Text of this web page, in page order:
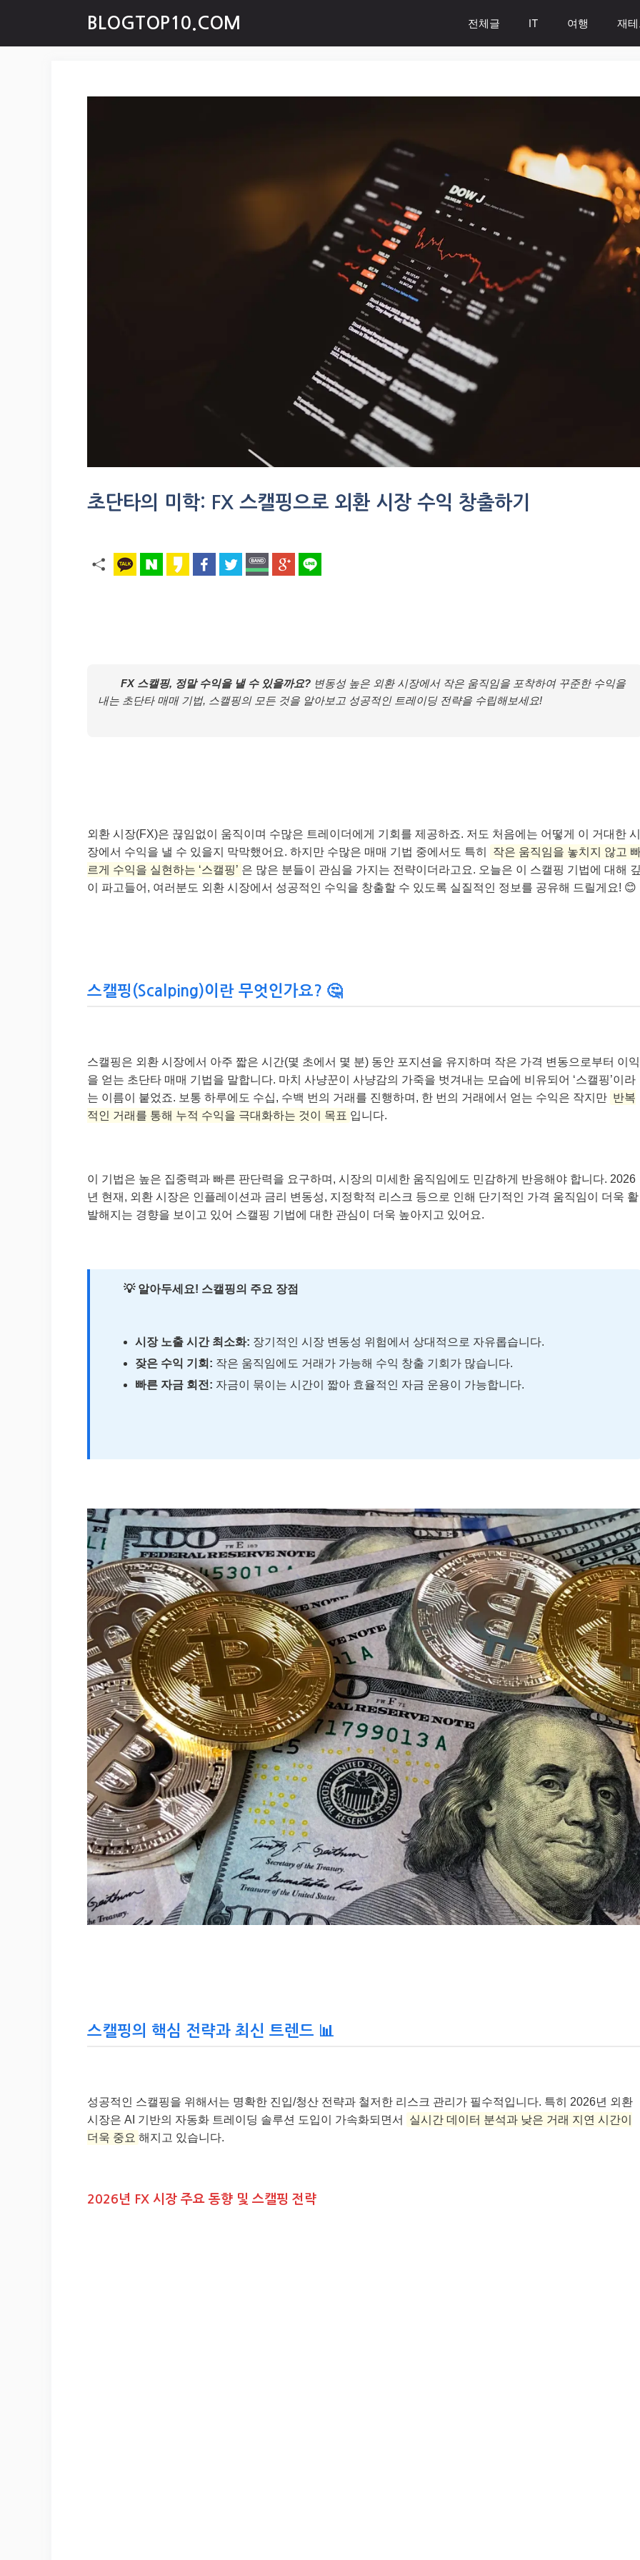
content
BLOGTOP10.COM 전체글 IT 여행 재
초단타의 미학: FX 스캘핑으로 외환 시장 수익 창출하기
FX 스캘핑, 정말 수익을 낼 수 있을까요? 변동성 높은 외환 시장에서 작은 움직임을 포착하여 꾸준한 수익을
내는 초단타 매매 기법, 스캘핑의 모든 것을 알아보고 성공적인 트레이딩 전략을 수립해보세요!
외환 시장(FX)은 끊임없이 움직이며 수많은 트레이더에게 기회를 제공하죠. 저도 처음에는 어떻게 이 거대한 시
장에서 수익을 낼 수 있을지 막막했어요. 하지만 수많은 매매 기법 중에서도 특히
작은 움직임을 놓치지 않고
르게 수익을 실현하는 ‘스캘핑’ 은 많은 분들이 관심을 가지는 전략이더라고요. 오늘은 이 스캘핑 기법에 대해 깊
이 파고들어, 여러분도 외환 시장에서 성공적인 수익을 창출할 수 있도록 실질적인 정보를 공유해 드릴게요! 😊
스캘핑(Scalping)이란 무엇인가요? 🤔
스캘핑은 외환 시장에서 아주 짧은 시간(몇 초에서 몇 분) 동안 포지션을 유지하며 작은 가격 변동으로부터 이익
을 얻는 초단타 매매 기법을 말합니다. 마치 사냥꾼이 사냥감의 가죽을 벗겨내는 모습에 비유되어 ‘스캘핑’이라
는 이름이 붙었죠. 보통 하루에도 수십, 수백 번의 거래를 진행하며, 한 번의 거래에서 얻는 수익은 작지만 반복
적인 거래를 통해 누적 수익을 극대화하는 것이 목표 입니다.
이 기법은 높은 집중력과 빠른 판단력을 요구하며, 시장의 미세한 움직임에도 민감하게 반응해야 합니다. 2026
년 현재, 외환 시장은 인플레이션과 금리 변동성, 지정학적 리스크 등으로 인해 단기적인 가격 움직임이 더욱 활
발해지는 경향을 보이고 있어 스캘핑 기법에 대한 관심이 더욱 높아지고 있어요.
💡 알아두세요! 스캘핑의 주요 장점
시장 노출 시간 최소화: 장기적인 시장 변동성 위험에서 상대적으로 자유롭습니다.
잦은 수익 기회: 작은 움직임에도 거래가 가능해 수익 창출 기회가 많습니다.
빠른 자금 회전: 자금이 묶이는 시간이 짧아 효율적인 자금 운용이 가능합니다.
스캘핑의 핵심 전략과 최신 트렌드 📊
성공적인 스캘핑을 위해서는 명확한 진입/청산 전략과 철저한 리스크 관리가 필수적입니다. 특히 2026년 외환
시장은 AI 기반의 자동화 트레이딩 솔루션 도입이 가속화되면서
실시간 데이터 분석과 낮은 거래 지연 시간이
더욱 중요 해지고 있습니다.
2026년 FX 시장 주요 동향 및 스캘핑 전략